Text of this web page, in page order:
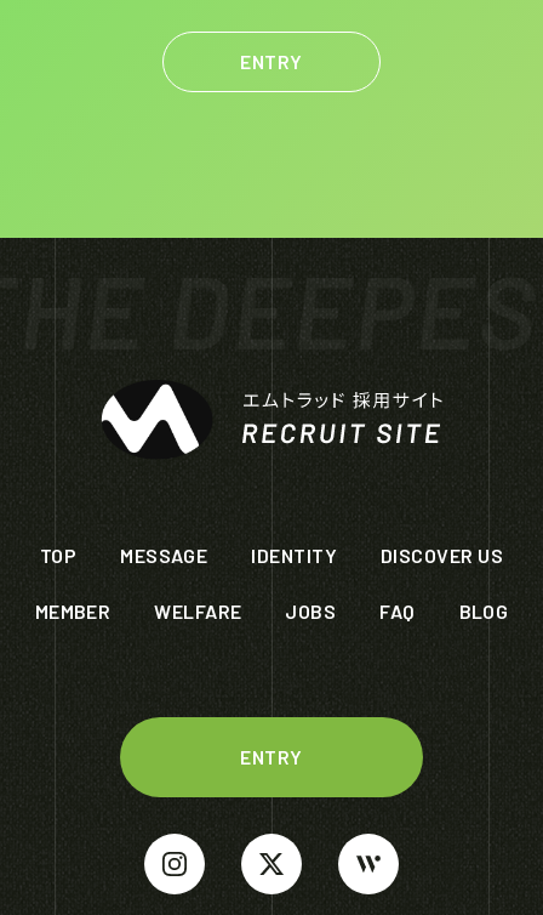
ENTRY
TOP MESSAGE IDENTITY DISCOVER US
MEMBER WELFARE JOBS FAQ BLOG
ENTRY